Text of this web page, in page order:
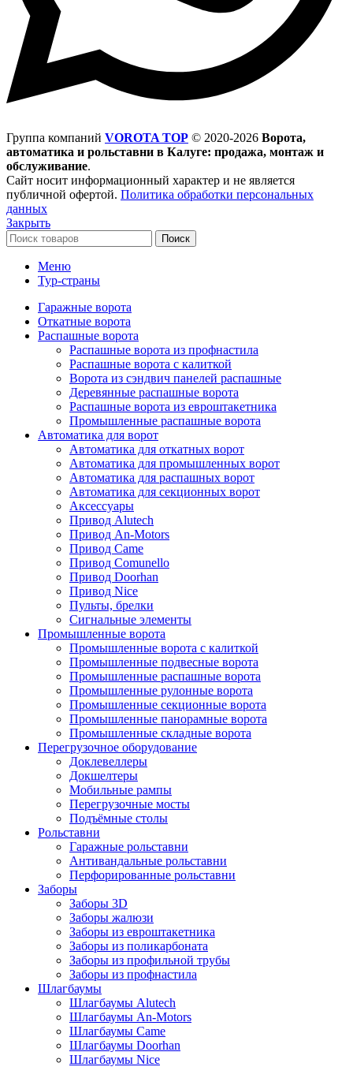
Группа компаний VOROTA TOP © 2020-2026 Ворота,
автоматика и рольставни в Калуге: продажа, монтаж и
обслуживание.
Сайт носит информационный характер и не является
публичной офертой. Политика обработки персональных
данных
Закрыть
Поиск
Меню
Тур-страны
Гаражные ворота
Откатные ворота
Распашные ворота
Распашные ворота из профнастила
Распашные ворота с калиткой
Ворота из сэндвич панелей распашные
Деревянные распашные ворота
Распашные ворота из евроштакетника
Промышленные распашные ворота
Автоматика для ворот
Автоматика для откатных ворот
Автоматика для промышленных ворот
Автоматика для распашных ворот
Автоматика для секционных ворот
Аксессуары
Привод Alutech
Привод An-Motors
Привод Came
Привод Comunello
Привод Doorhan
Привод Nice
Пульты, брелки
Сигнальные элементы
Промышленные ворота
Промышленные ворота с калиткой
Промышленные подвесные ворота
Промышленные распашные ворота
Промышленные рулонные ворота
Промышленные секционные ворота
Промышленные панорамные ворота
Промышленные складные ворота
Перегрузочное оборудование
Доклевеллеры
Докшелтеры
Мобильные рампы
Перегрузочные мосты
Подъёмные столы
Рольставни
Гаражные рольставни
Антивандальные рольставни
Перфорированные рольставни
Заборы
Заборы 3D
Заборы жалюзи
Заборы из евроштакетника
Заборы из поликарбоната
Заборы из профильной трубы
Заборы из профнастила
Шлагбаумы
Шлагбаумы Alutech
Шлагбаумы An-Motors
Шлагбаумы Came
Шлагбаумы Doorhan
Шлагбаумы Nice